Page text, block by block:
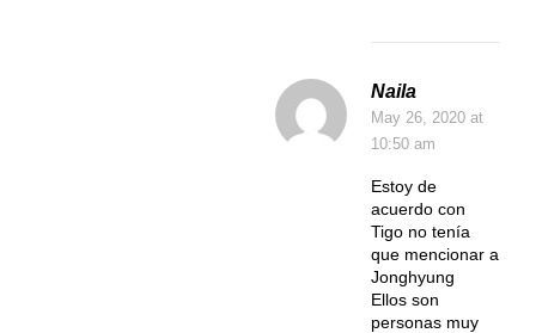
Naila
May 26, 2020at
10:50 am
Estoy de
acuerdo con
Tigo no tenía
que mencionar a
Jonghyung
Ellos son
personas muy